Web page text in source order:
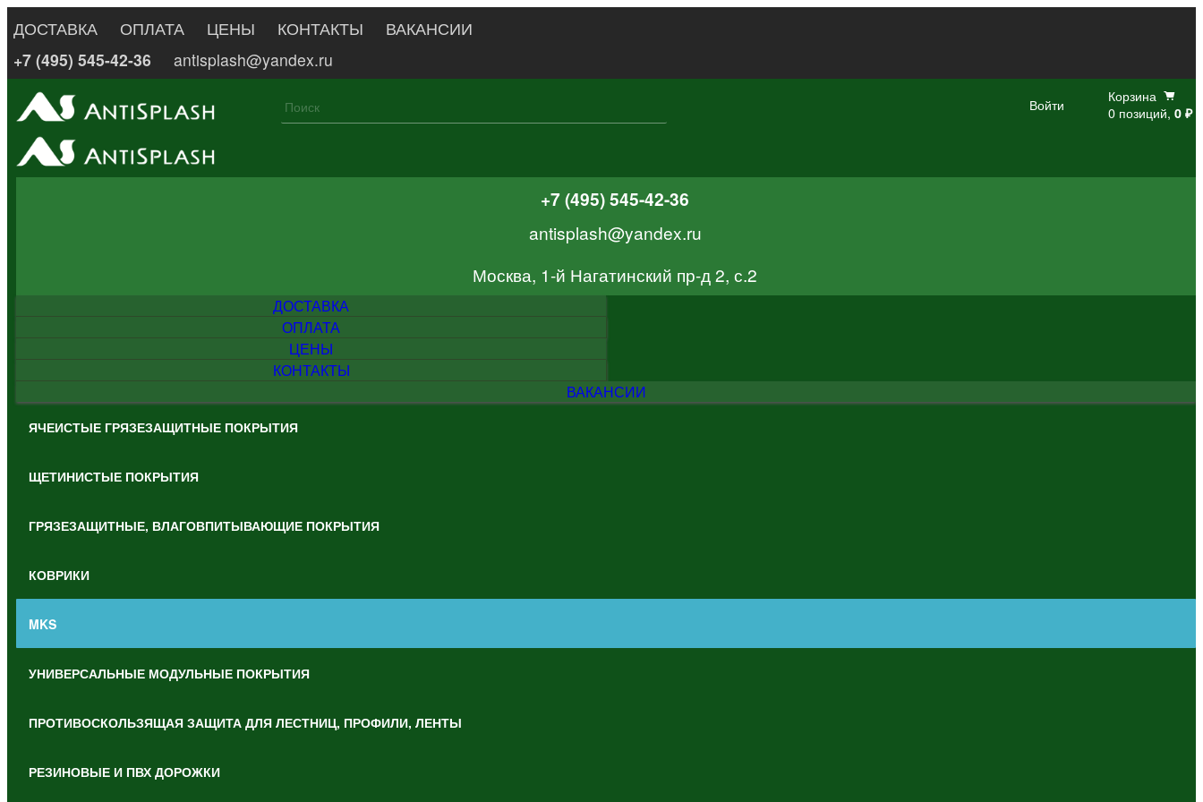
ДОСТАВКА ОПЛАТА ЦЕНЫ КОНТАКТЫ
ВАКАНСИИ
+7 (495) 545-42-36
antisplash@yandex.ru
Войти
Корзина
0 позиций, 0 ₽
+7 (495) 545-42-36
antisplash@yandex.ru
Москва, 1-й Нагатинский пр-д 2, с.2
ДОСТАВКА
ОПЛАТА
ЦЕНЫ
КОНТАКТЫ
ВАКАНСИИ
ЯЧЕИСТЫЕ ГРЯЗЕЗАЩИТНЫЕ ПОКРЫТИЯ
ЩЕТИНИСТЫЕ ПОКРЫТИЯ
ГРЯЗЕЗАЩИТНЫЕ, ВЛАГОВПИТЫВАЮЩИЕ ПОКРЫТИЯ
КОВРИКИ
MKS
УНИВЕРСАЛЬНЫЕ МОДУЛЬНЫЕ ПОКРЫТИЯ
ПРОТИВОСКОЛЬЗЯЩАЯ ЗАЩИТА ДЛЯ ЛЕСТНИЦ, ПРОФИЛИ, ЛЕНТЫ
РЕЗИНОВЫЕ И ПВХ ДОРОЖКИ